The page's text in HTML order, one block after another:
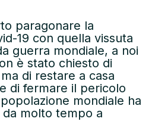
paragonare la
19 con quella vissuta
guerra mondiale, a noi
è stato chiesto di
di restare a casa
di fermare il pericolo
mondiale ha
molto tempo a